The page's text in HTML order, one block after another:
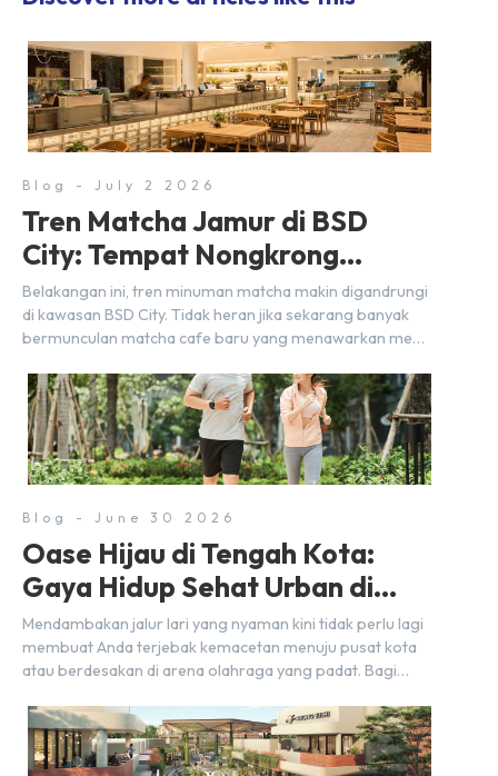
Blog - July 2 2026
Tren Matcha Jamur di BSD
City: Tempat Nongkrong
Estetik Dekat Hunian
Belakangan ini, tren minuman matcha makin digandrungi
di kawasan BSD City. Tidak heran jika sekarang banyak
bermunculan matcha cafe baru yang menawarkan menu
nyaman, baik untuk produktif bekerja (WFC) maupun
sekadar bersantai bersama orang terdekat. Kabar
baiknya, deretan kafe hits ini tersebar di lokasi-lokasi
strategis yang sangat […]
Blog - June 30 2026
Oase Hijau di Tengah Kota:
Gaya Hidup Sehat Urban di
BSD City
Mendambakan jalur lari yang nyaman kini tidak perlu lagi
membuat Anda terjebak kemacetan menuju pusat kota
atau berdesakan di arena olahraga yang padat. Bagi
langsung di lingkungan sekitar yang rindang, estetik, dan
menenangkan. Sebagai kawasan township terpadu, BSD
City terus bertransformasi menjadi area hunian modern